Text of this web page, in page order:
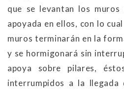
que se levantan los
apoyada en ellos, con lo
muros terminarán en la
y se hormigonará sin
apoya sobre pilares,
interrumpidos a la llegada